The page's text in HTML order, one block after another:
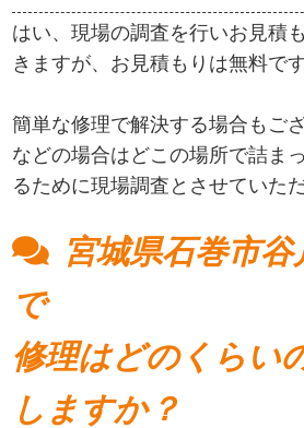
はい、現場の調査を行いお見積
きますが、お見積もりは無料です
簡単な修理で解決する場合もご
などの場合はどこの場所で詰ま
るために現場調査とさせていた
宮城県石巻市
で
修理はどのくらい
しますか？